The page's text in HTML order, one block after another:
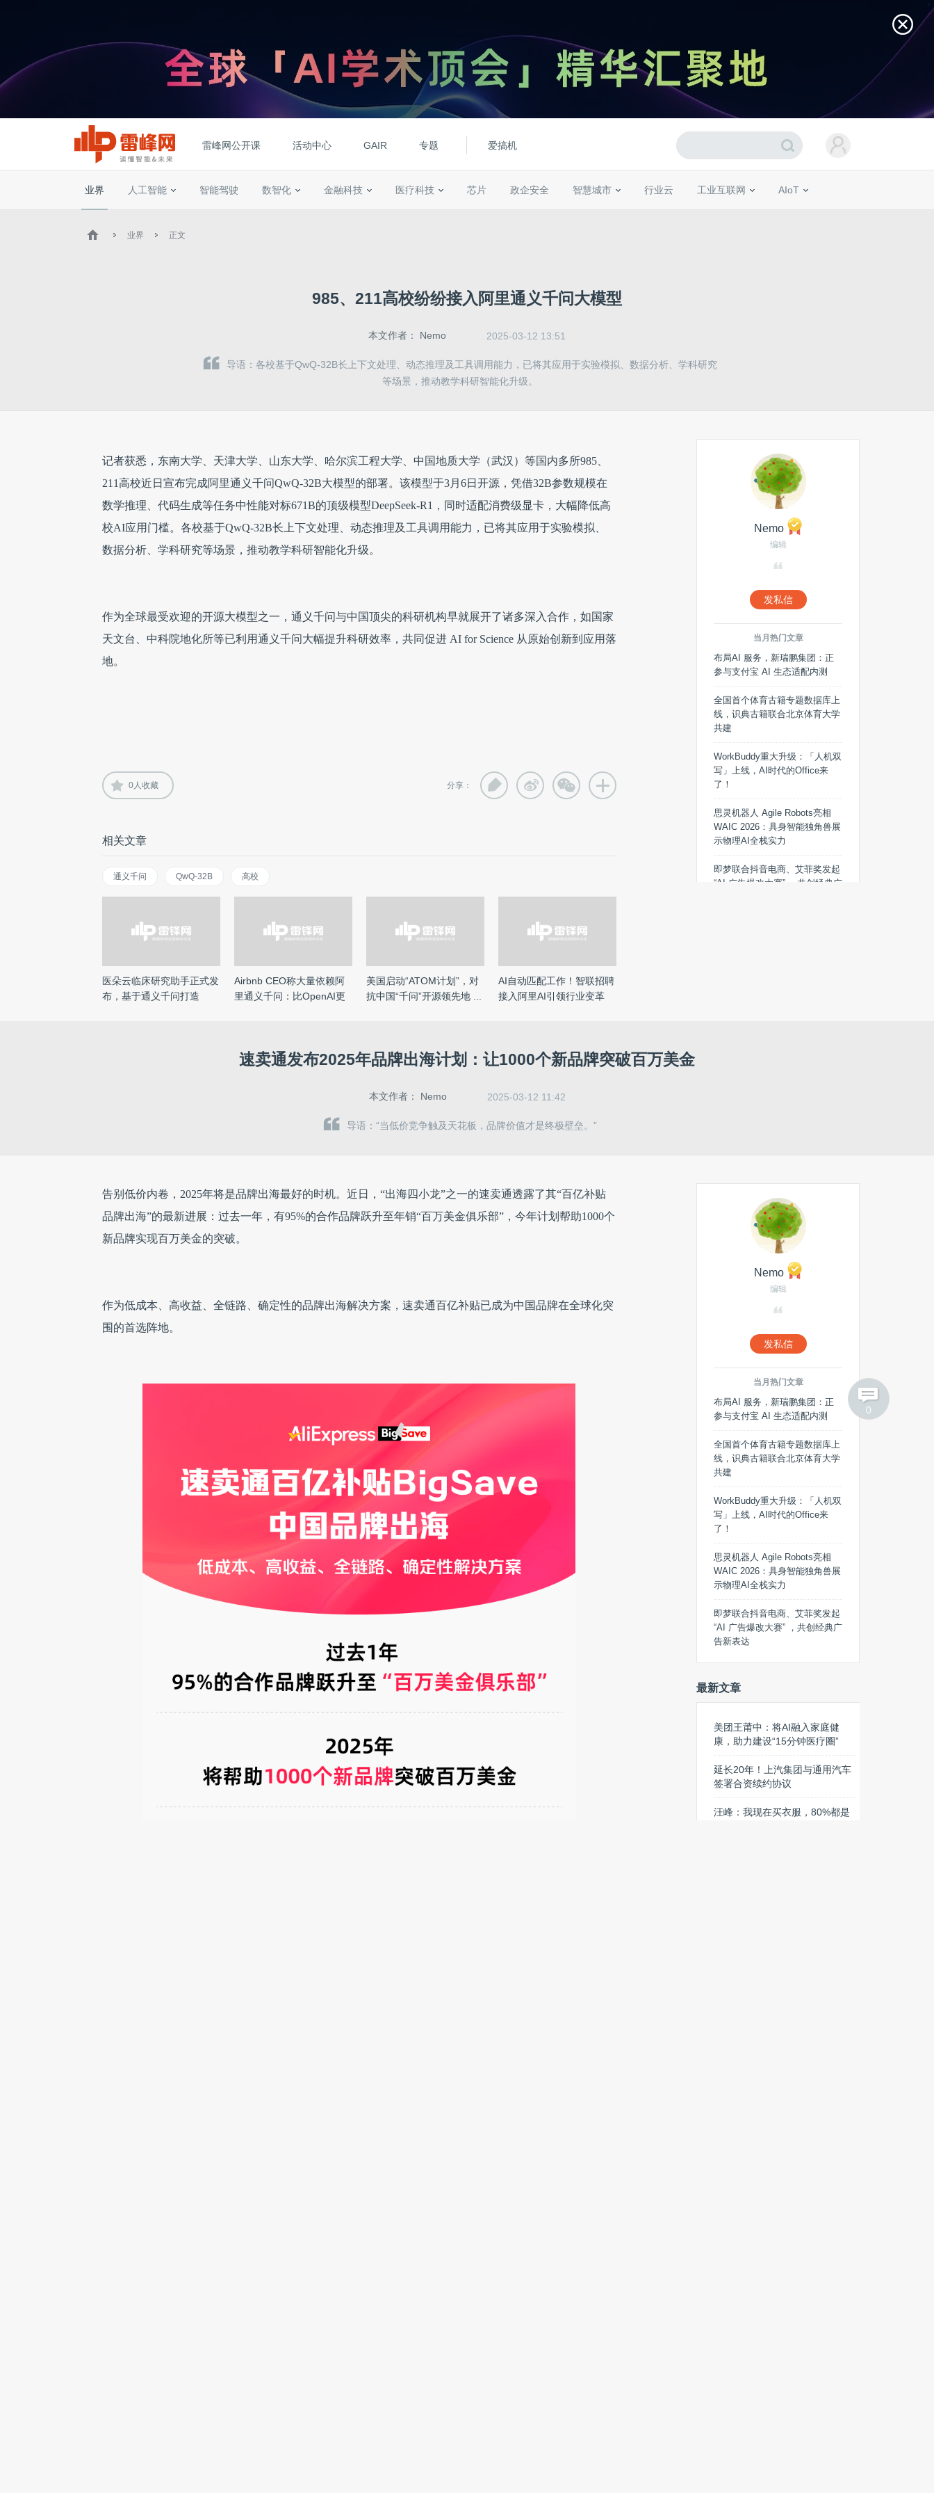
雷峰网公开课 活动中心 GAIR 专题 爱搞机
业界 人工智能 智能驾驶 数智化 金融科技 医疗科技 芯片 政企安全 智慧城市 行业云 工业互联网 AIoT
业界 正文
0
985、211高校纷纷接入阿里通义千问大模型
本文作者： Nemo 2025-03-12 13:51
导语：各校基于QwQ-32B长上下文处理、动态推理及工具调用能力，已将其应用于实验模拟、数据分析、学科研究
等场景，推动教学科研智能化升级。
记者获悉，东南大学、天津大学、山东大学、哈尔滨工程大学、中国地质大学（武汉）等国内多所985、
211高校近日宣布完成阿里通义千问QwQ-32B大模型的部署。该模型于3月6日开源，凭借32B参数规模在
数学推理、代码生成等任务中性能对标671B的顶级模型DeepSeek-R1，同时适配消费级显卡，大幅降低高
校AI应用门槛。各校基于QwQ-32B长上下文处理、动态推理及工具调用能力，已将其应用于实验模拟、
数据分析、学科研究等场景，推动教学科研智能化升级。
作为全球最受欢迎的开源大模型之一，通义千问与中国顶尖的科研机构早就展开了诸多深入合作，如国家
天文台、中科院地化所等已利用通义千问大幅提升科研效率，共同促进 AI for Science 从原始创新到应用落
地。
0人收藏 分享：
相关文章
通义千问 QwQ-32B 高校
医朵云临床研究助手正式发
布，基于通义千问打造
Airbnb CEO称大量依赖阿
里通义千问：比OpenAI更
美国启动“ATOM计划”，对
抗中国“千问”开源领先地 ...
AI自动匹配工作！智联招聘
接入阿里AI引领行业变革
Nemo
编辑
发私信
当月热门文章
布局AI 服务，新瑞鹏集团：正
参与支付宝 AI 生态适配内测
全国首个体育古籍专题数据库上
线，识典古籍联合北京体育大学
共建
WorkBuddy重大升级：「人机双
写」上线，AI时代的Office来
了！
思灵机器人 Agile Robots亮相
WAIC 2026：具身智能独角兽展
示物理AI全栈实力
即梦联合抖音电商、艾菲奖发起
“AI 广告爆改大赛” ，共创经典广
频发高温故障！特斯拉FSD升级
事故，看清中美智驾监管根本差
虚拟现实
人脸识别
HTML5
传感器 扎克伯格
浏览器
速卖通发布2025年品牌出海计划：让1000个新品牌突破百万美金
本文作者： Nemo 2025-03-12 11:42
导语：“当低价竞争触及天花板，品牌价值才是终极壁垒。”
告别低价内卷，2025年将是品牌出海最好的时机。近日，“出海四小龙”之一的速卖通透露了其“百亿补贴
品牌出海”的最新进展：过去一年，有95%的合作品牌跃升至年销“百万美金俱乐部”，今年计划帮助1000个
新品牌实现百万美金的突破。
作为低成本、高收益、全链路、确定性的品牌出海解决方案，速卖通百亿补贴已成为中国品牌在全球化突
围的首选阵地。
Nemo
编辑
发私信
当月热门文章
布局AI 服务，新瑞鹏集团：正
参与支付宝 AI 生态适配内测
全国首个体育古籍专题数据库上
线，识典古籍联合北京体育大学
共建
WorkBuddy重大升级：「人机双
写」上线，AI时代的Office来
了！
思灵机器人 Agile Robots亮相
WAIC 2026：具身智能独角兽展
示物理AI全栈实力
即梦联合抖音电商、艾菲奖发起
“AI 广告爆改大赛” ，共创经典广
告新表达
最新文章
美团王莆中：将AI融入家庭健
康，助力建设“15分钟医疗圈”
延长20年！上汽集团与通用汽车
签署合资续约协议
汪峰：我现在买衣服，80%都是